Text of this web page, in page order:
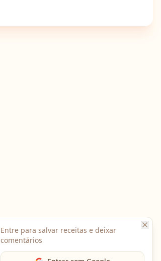
Entre para salvar receitas e deixar
comentários